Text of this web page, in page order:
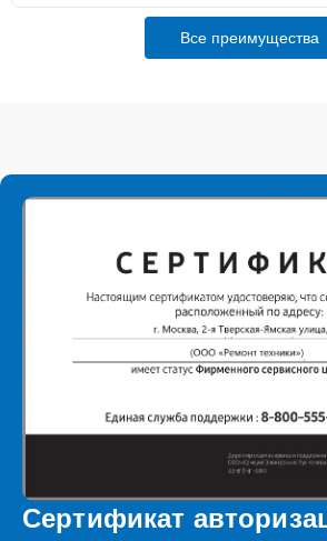
Все преимущества
Сертификат